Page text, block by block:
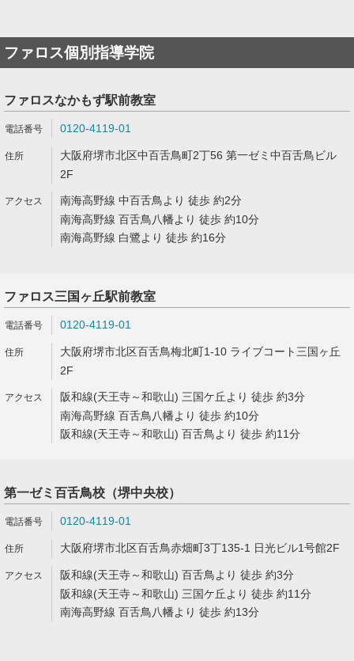
ファロス個別指導学院
ファロスなかもず駅前教室
0120-4119-01
大阪府堺市北区中百舌鳥町2丁56 第一ゼミ中百舌鳥ビル
2F
南海高野線 中百舌鳥より 徒歩 約2分
南海高野線 百舌鳥八幡より 徒歩 約10分
南海高野線 白鷺より 徒歩 約16分
ファロス三国ヶ丘駅前教室
0120-4119-01
大阪府堺市北区百舌鳥梅北町1-10 ライブコート三国ヶ丘
2F
阪和線(天王寺～和歌山) 三国ケ丘より 徒歩 約3分
南海高野線 百舌鳥八幡より 徒歩 約10分
阪和線(天王寺～和歌山) 百舌鳥より 徒歩 約11分
第一ゼミ百舌鳥校（堺中央校）
0120-4119-01
大阪府堺市北区百舌鳥赤畑町3丁135-1 日光ビル1号館2F
阪和線(天王寺～和歌山) 百舌鳥より 徒歩 約3分
阪和線(天王寺～和歌山) 三国ケ丘より 徒歩 約11分
南海高野線 百舌鳥八幡より 徒歩 約13分